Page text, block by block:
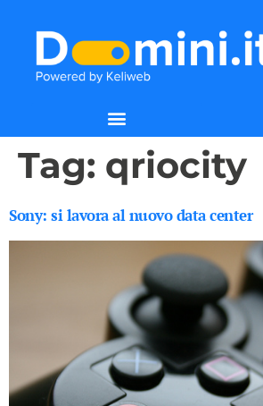
Tag: qriocity
Sony: si lavora al nuovo data center